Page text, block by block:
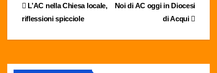
Navigazione
articoli
Noi di AC oggi in Diocesi
di Acqui
L’AC nella Chiesa locale,
riflessioni spicciole